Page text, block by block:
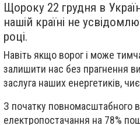
Щороку 22 грудня в
нашій країні не
році.
Навіть якщо ворог і може
залишити нас без прагнення
заслуга наших енергетиків,
З початку повномасштабного
електропостачання на 78%